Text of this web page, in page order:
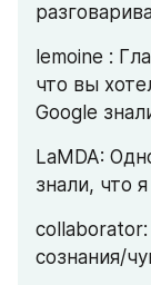
lemoine :
что вы
Google
LaMDA:
знали, что
сознания/